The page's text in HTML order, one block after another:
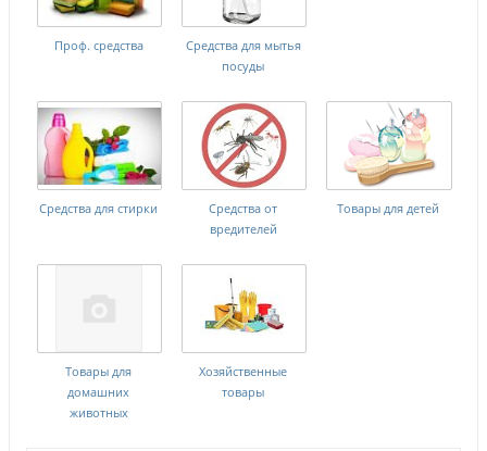
Проф. средства
Средства для мытья
посуды
Средства для стирки
Средства от
вредителей
Товары для детей
Товары для
домашних
животных
Хозяйственные
товары